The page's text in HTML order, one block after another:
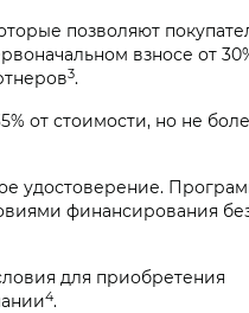
позволяют
взносе от
3.
от стоимости, но не
удостоверение.
финансирования
для приобретения
4.